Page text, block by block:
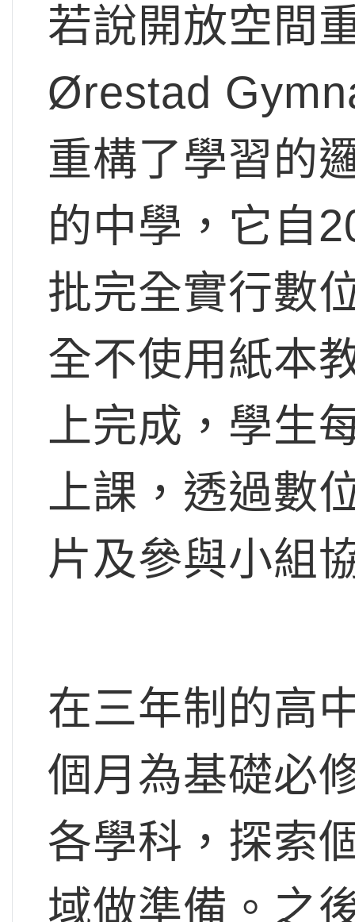
若說開放空間
Ørestad
重構了學習的
的中學，它自
批完全實行數
全不使用紙本
上完成，學生
上課，透過數
片及參與小組
在三年制的高
個月為基礎必
各學科，探索
域做準備。之